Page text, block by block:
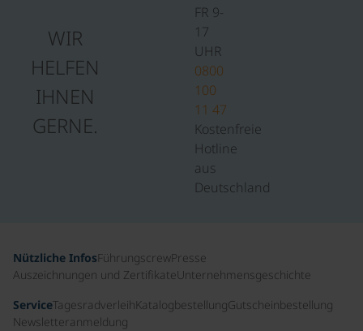
WIR
HELFEN
IHNEN
GERNE.
FR 9-
17
UHR
0800
100
11 47
Kostenfreie
Hotline
aus
Deutschland
Nützliche InfosFührungscrewPresse
Auszeichnungen und ZertifikateUnternehmensgeschichte
ServiceTagesradverleihKatalogbestellungGutscheinbestellung
Newsletteranmeldung